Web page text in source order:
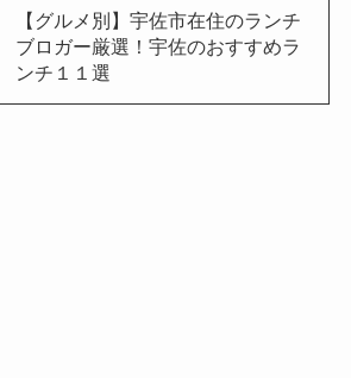
【グルメ別】宇佐市在住のランチ
ブロガー厳選！宇佐のおすすめラ
ンチ１１選